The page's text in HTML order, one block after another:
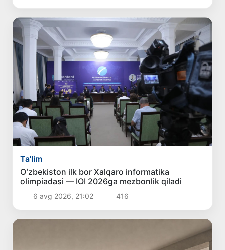
Ta'lim
Oʻzbekiston ilk bor Xalqaro informatika
olimpiadasi — IOI 2026ga mezbonlik qiladi
6 avg 2026, 21:02 416